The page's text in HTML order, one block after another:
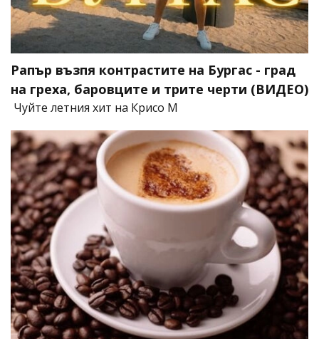
Рапър възпя контрастите на Бургас - град
на греха, баровците и трите черти (ВИДЕО)
Чуйте летния хит на Крисо М